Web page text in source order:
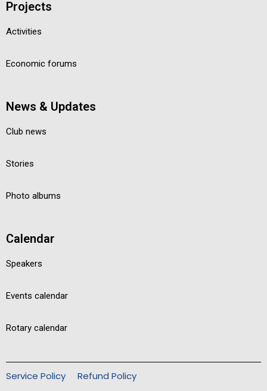
Projects
Activities
Economic forums
News & Updates
Club news
Stories
Photo albums
Calendar
Speakers
Events calendar
Rotary calendar
Service Policy Refund Policy